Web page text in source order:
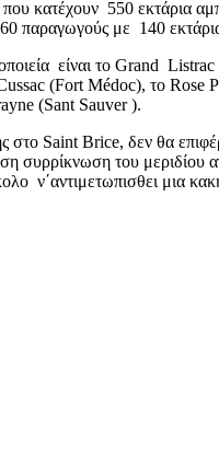
κατέχουν 550 εκτάρια
60 παραγωγούς με 140
είναι το Grand
(Fort Médoc), το Rose
(Sant Sauver ).
στο Saint Brice, δεν θα
συρρίκνωση του
ν΄αντιμετωπισθει μια